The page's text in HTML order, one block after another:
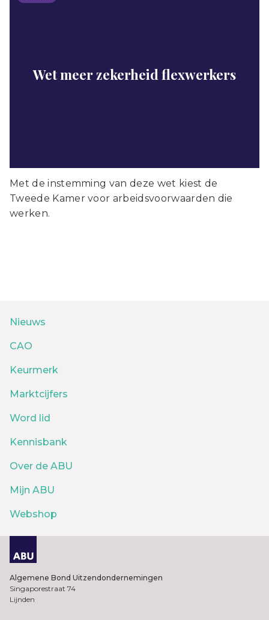
Wet meer zekerheid flexwerkers
Met de instemming van deze wet kiest de
Tweede Kamer voor arbeidsvoorwaarden die
werken.
Nieuws
CAO
Keurmerk
Marktcijfers
Word lid
Kennisbank
Over de ABU
Mijn ABU
Webshop
Algemene Bond Uitzendondernemingen
Singaporestraat 74
Lijnden